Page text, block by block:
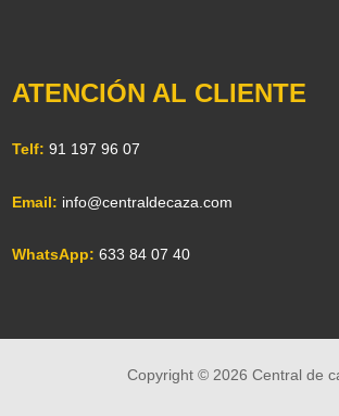
ATENCIÓN AL CLIENTE
Telf: 91 197 96 07
Email: info@centraldecaza.com
WhatsApp: 633 84 07 40
Copyright © 2026 Central de